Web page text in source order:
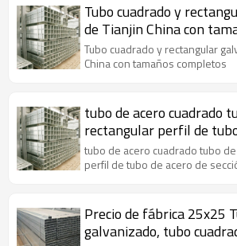
Tubo cuadrado y
de Tianjin China con
Tubo cuadrado y rectangular
China con tamaños completos
tubo de acero cuadrado
rectangular perfil de
sección hueca en tianjin
tubo de acero cuadrado tubo
perfil de tubo de acero de
Precio de fábrica 25x25
galvanizado, tubo